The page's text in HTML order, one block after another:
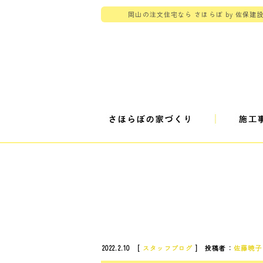
岡山の注文住宅なら さほらぼ by 佐保建
2022.2.10 [ スタッフブログ] 投稿者： 佐藤暁子